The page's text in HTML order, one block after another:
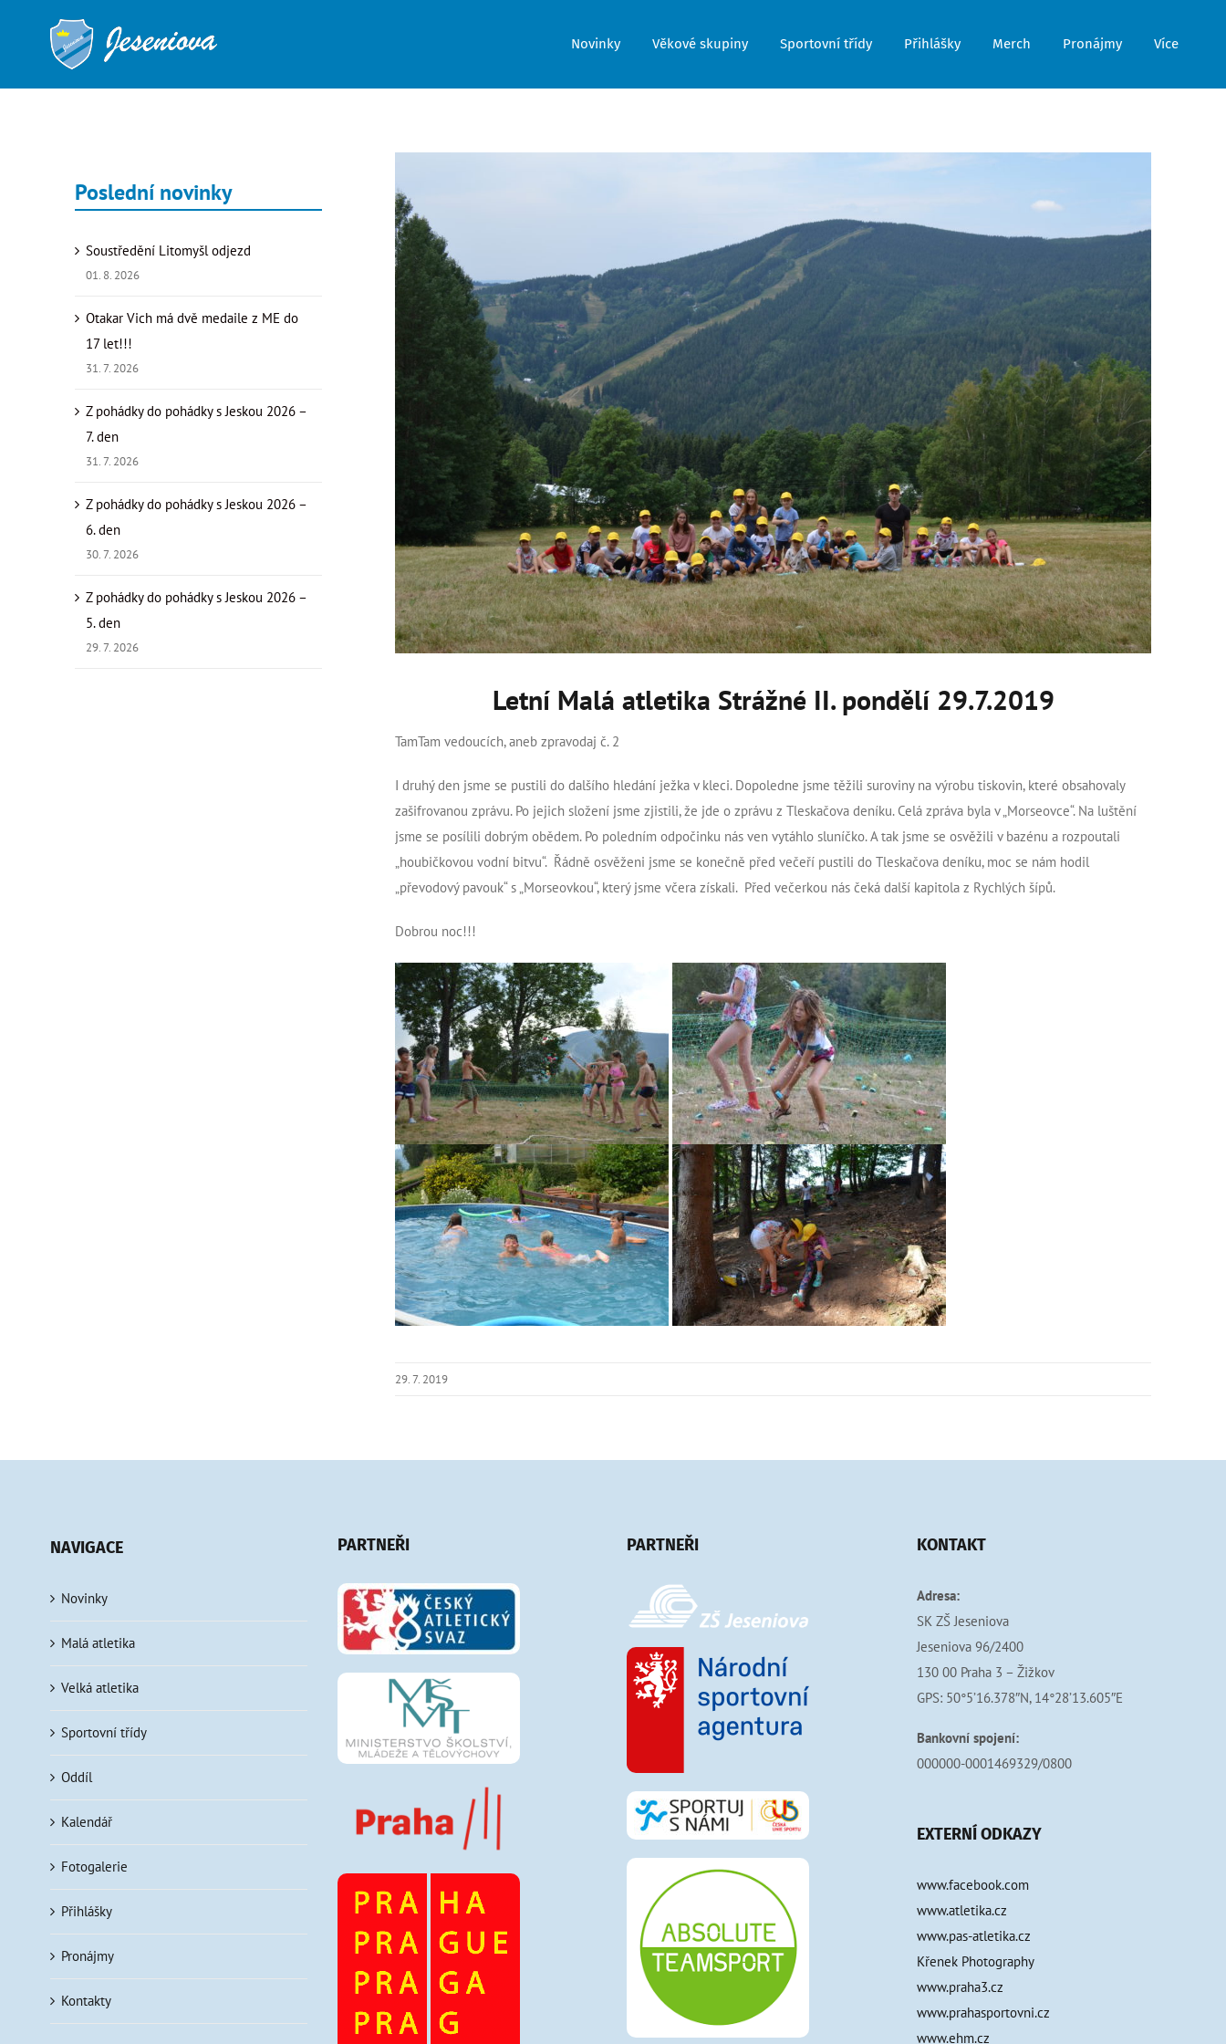
Novinky Věkové skupiny Sportovní třídy Přihlášky Merch Pronájmy Více
větší
obrázek
Letní Malá atletika Strážné II. pondělí 29.7.2019
TamTam vedoucích, aneb zpravodaj č. 2
I druhý den jsme se pustili do dalšího hledání ježka v kleci. Dopoledne jsme těžili suroviny na výrobu tiskovin, které obsahovaly
zašifrovanou zprávu. Po jejich složení jsme zjistili, že jde o zprávu z Tleskačova deníku. Celá zpráva byla v „Morseovce“. Na luštění
jsme se posílili dobrým obědem. Po poledním odpočinku nás ven vytáhlo sluníčko. A tak jsme se osvěžili v bazénu a rozpoutali
„houbičkovou vodní bitvu“. Řádně osvěženi jsme se konečně před večeří pustili do Tleskačova deníku, moc se nám hodil
„převodový pavouk“ s „Morseovkou“, který jsme včera získali. Před večerkou nás čeká další kapitola z Rychlých šípů.
Dobrou noc!!!
29. 7. 2019
Poslední novinky
Soustředění Litomyšl odjezd
01. 8. 2026
Otakar Vich má dvě medaile z ME do
17 let!!!
31. 7. 2026
Z pohádky do pohádky s Jeskou 2026 –
7. den
31. 7. 2026
Z pohádky do pohádky s Jeskou 2026 –
6. den
30. 7. 2026
Z pohádky do pohádky s Jeskou 2026 –
5. den
29. 7. 2026
NAVIGACE
Novinky
Malá atletika
Velká atletika
Sportovní třídy
Oddíl
Kalendář
Fotogalerie
Přihlášky
Pronájmy
Kontakty
PARTNEŘI PARTNEŘI KONTAKT
Adresa:
SK ZŠ Jeseniova
Jeseniova 96/2400
130 00 Praha 3 – Žižkov
GPS: 50°5’16.378″N, 14°28’13.605″E
Bankovní spojení:
000000-0001469329/0800
EXTERNÍ ODKAZY
www.facebook.com
www.atletika.cz
www.pas-atletika.cz
Křenek Photography
www.praha3.cz
www.prahasportovni.cz
www.ehm.cz